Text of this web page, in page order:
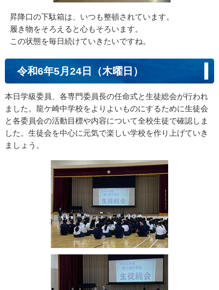
昇降口の下駄箱は、いつも整頓されています。
履き物をそろえると心もそろいます。
この状態を毎日続けていきたいですね。
令和6年5月24日（木曜日）
本日学級委員、各専門委員長の任命式と生徒総会が行われ
ました。龍ケ崎中学校をよりよいものにするために生徒会
と各委員会の活動目標や内容について全校生徒で確認しま
した。生徒会を中心に元気で楽しい学校を作り上げていき
ましょう。